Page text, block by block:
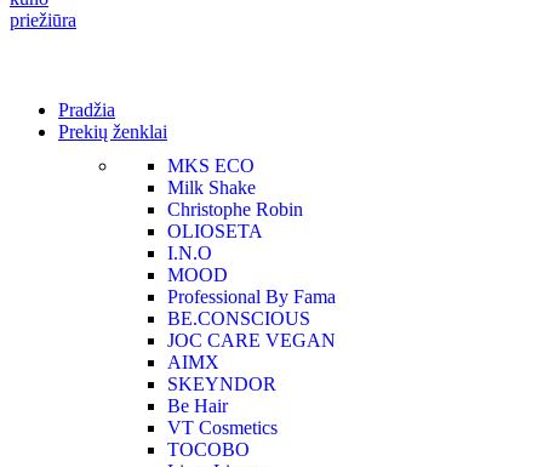
Pradžia
Prekių ženklai
MKS ECO
Milk Shake
Christophe Robin
OLIOSETA
I.N.O
MOOD
Professional By Fama
BE.CONSCIOUS
JOC CARE VEGAN
AIMX
SKEYNDOR
Be Hair
VT Cosmetics
TOCOBO